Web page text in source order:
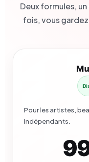
Deux formules,
fois, vous
Pour les artistes,
indépendants.